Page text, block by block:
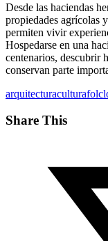
Desde las haciendas
propiedades agrícolas
permiten vivir
Hospedarse en una
centenarios, descubrir
conservan parte
arquitecturacultura
Share This